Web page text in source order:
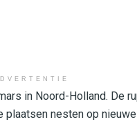
in Noord-Holland. De
plaatsen nesten op